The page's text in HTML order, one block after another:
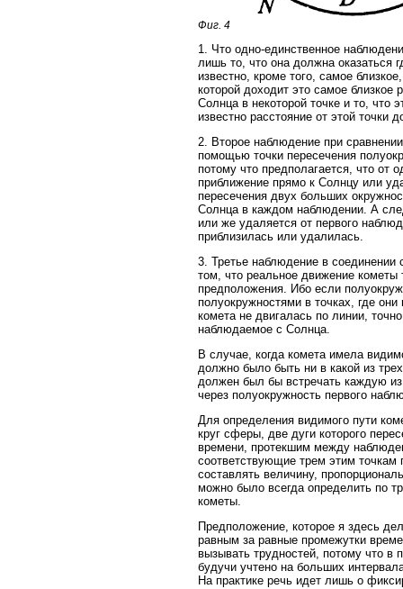
Фиг. 4
1. Что одно-единственное
лишь то, что она должна оказаться
известно, кроме того, самое
которой доходит это самое близкое
Солнца в некоторой точке и то, что
известно расстояние от этой точки
2. Второе наблюдение при
помощью точки пересечения
потому что предполагается, что от
приближение прямо к Солнцу или
пересечения двух больших
Солнца в каждом наблюдении. А
или же удаляется от первого
приблизилась или удалилась.
3. Третье наблюдение в
том, что реальное движение кометы
предположения. Ибо если
полуокружностями в точках, где
комета не двигалась по линии,
наблюдаемое с Солнца.
В случае, когда комета имела
должно было быть ни в какой из
должен был бы встречать каждую
через полуокружность первого
Для определения видимого пути
круг сферы, две дуги которого
времени, протекшим между
соответствующие трем этим
составлять величину,
можно было всегда определить по
кометы.
Предположение, которое я здесь
равным за равные промежутки
вызывать трудностей, потому что в
будучи учтено на больших
На практике речь идет лишь о